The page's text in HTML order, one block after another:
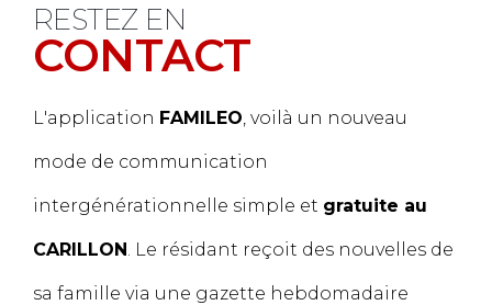
RESTEZ EN
CONTACT
L'application FAMILEO , voilà un nouveau
mode de communication
intergénérationnelle simple et gratuite au
CARILLON . Le résidant reçoit des nouvelles de
sa famille via une gazette hebdomadaire